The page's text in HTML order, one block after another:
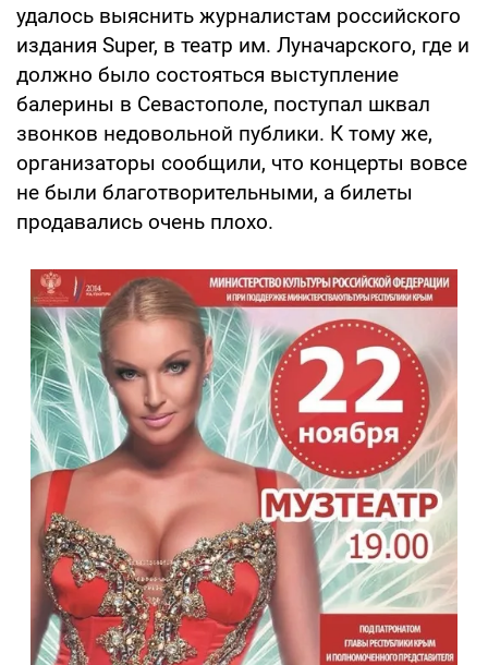
удалось выяснить журналистам российского
издания Super, в театр им. Луначарского, где и
должно было состояться выступление
балерины в Севастополе, поступал шквал
звонков недовольной публики. К тому же,
организаторы сообщили, что концерты вовсе
не были благотворительными, а билеты
продавались очень плохо.